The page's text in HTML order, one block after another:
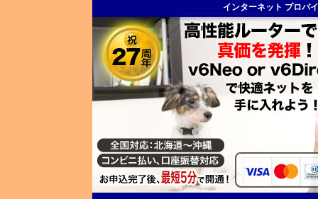
インターネット プロバ